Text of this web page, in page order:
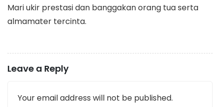
Mari ukir prestasi dan banggakan orang tua serta
almamater tercinta.
Leave a Reply
Your email address will not be published.